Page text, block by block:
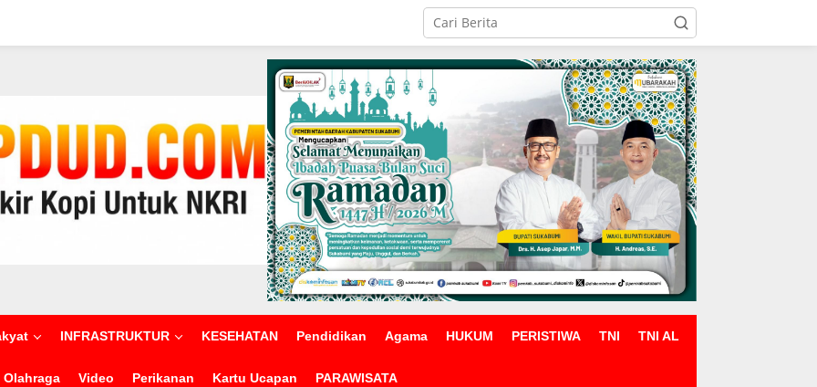
INFRASTRUKTUR KESEHATAN Pendidikan Agama HUKUM PERISTIWA TNI TNI AL
Olahraga Video Perikanan Kartu Ucapan PARAWISATA